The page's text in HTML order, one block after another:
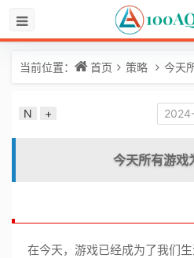
当前位置： 首页 策略 今天
N +
今天所有游戏
在今天，游戏已经成为了我们